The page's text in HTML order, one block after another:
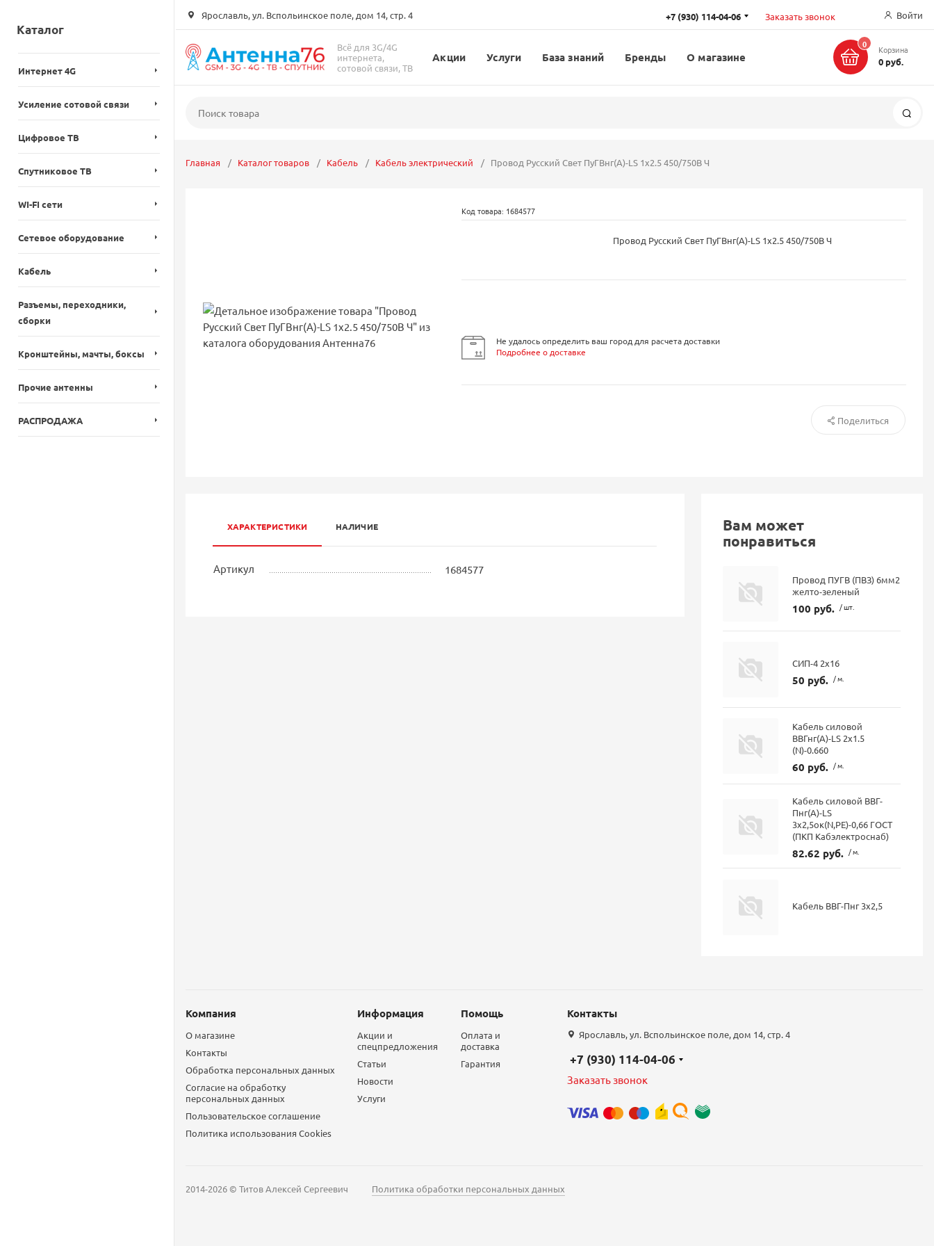
Ярославль, ул. Вспольинское поле, дом 14, стр. 4 +7 (930) 114-04-06 Заказать звонок Войти
Всё для 3G/4G
интернета,
сотовой связи, ТВ
Акции Услуги База знаний Бренды О магазине
0 Корзина
0 руб.
Каталог
Интернет 4G
Усиление сотовой связи
Цифровое ТВ
Спутниковое ТВ
WI-FI сети
Сетевое оборудование
Кабель
Разъемы, переходники,
сборки
Кронштейны, мачты, боксы
Прочие антенны
РАСПРОДАЖА
Главная Каталог товаров Кабель Кабель электрический Провод Русский Свет ПуГВнг(А)-LS 1х2.5 450/750В Ч
Код товара: 1684577
Провод Русский Свет ПуГВнг(А)-LS 1х2.5 450/750В Ч
Не удалось определить ваш город для расчета доставки
Подробнее о доставке
Поделиться
ХАРАКТЕРИСТИКИ НАЛИЧИЕ
Артикул 1684577
Вам может
понравиться
Провод ПУГВ (ПВЗ) 6мм2
желто-зеленый
100 руб. / шт.
СИП-4 2х16
50 руб. / м.
Кабель силовой
ВВГнг(А)-LS 2х1.5
(N)-0.660
60 руб. / м.
Кабель силовой ВВГ-
Пнг(А)-LS
3х2,5ок(N,PE)-0,66 ГОСТ
(ПКП Кабэлектроснаб)
82.62 руб. / м.
Кабель ВВГ-Пнг 3х2,5
Компания
О магазине
Контакты
Обработка персональных данных
Согласие на обработку
персональных данных
Пользовательское соглашение
Политика использования Сookies
Информация
Акции и
спецпредложения
Статьи
Новости
Услуги
Помощь
Оплата и
доставка
Гарантия
Контакты
Ярославль, ул. Вспольинское поле, дом 14, стр. 4
+7 (930) 114-04-06
Заказать звонок
2014-2026 © Титов Алексей Сергеевич Политика обработки персональных данных